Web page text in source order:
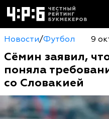
Новости/Футбол 9
Сёмин заявил,
поняла
со Словакией